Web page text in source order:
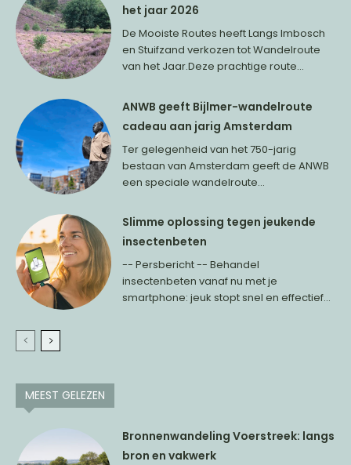
het jaar 2026
De Mooiste Routes heeft Langs Imbosch
en Stuifzand verkozen tot Wandelroute
van het Jaar.Deze prachtige route...
ANWB geeft Bijlmer-wandelroute
cadeau aan jarig Amsterdam
Ter gelegenheid van het 750-jarig
bestaan van Amsterdam geeft de ANWB
een speciale wandelroute...
Slimme oplossing tegen jeukende
insectenbeten
-- Persbericht -- Behandel
insectenbeten vanaf nu met je
smartphone: jeuk stopt snel en effectief...
MEEST GELEZEN
Bronnenwandeling Voerstreek: langs
bron en vakwerk